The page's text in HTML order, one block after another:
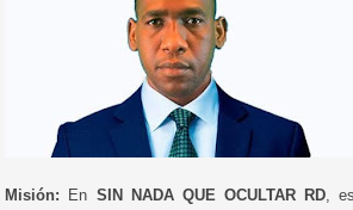
Misión: En SIN NADA QUE OCULTAR RD,